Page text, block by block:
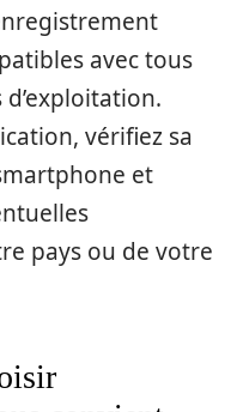
avec tous
vérifiez sa
et
pays ou de votre